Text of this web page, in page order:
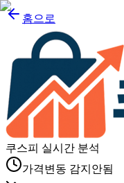
홈으로
쿠스피 실시간 분석
가격변동 감지안됨